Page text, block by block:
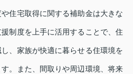
住宅取得に関する補助金は大きな
制度を上手に活用することで、住
、家族が快適に暮らせる住環境を
。また、間取りや周辺環境、将来